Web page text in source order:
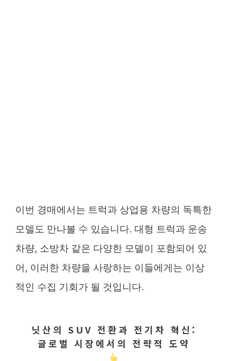
이번 경매에서는 트럭과 상업용 차량의 독특한
모델도 만나볼 수 있습니다. 대형 트럭과 운송
차량, 소방차 같은 다양한 모델이 포함되어 있
어, 이러한 차량을 사랑하는 이들에게는 이상
적인 수집 기회가 될 것입니다.
닛산의 SUV 전환과 전기차 혁신:
글로벌 시장에서의 전략적 도약